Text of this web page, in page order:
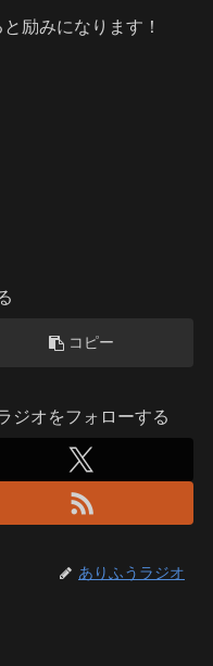
励みになります！
コピー
ジオをフォローする
ありふうラジオ